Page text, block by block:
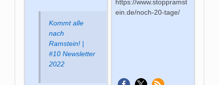
Kommt alle
nach
Ramstein! |
#10 Newsletter
2022
https://www.stoppramst
ein.de/noch-20-tage/